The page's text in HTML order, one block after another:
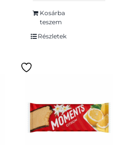
Kosárba
teszem
Részletek